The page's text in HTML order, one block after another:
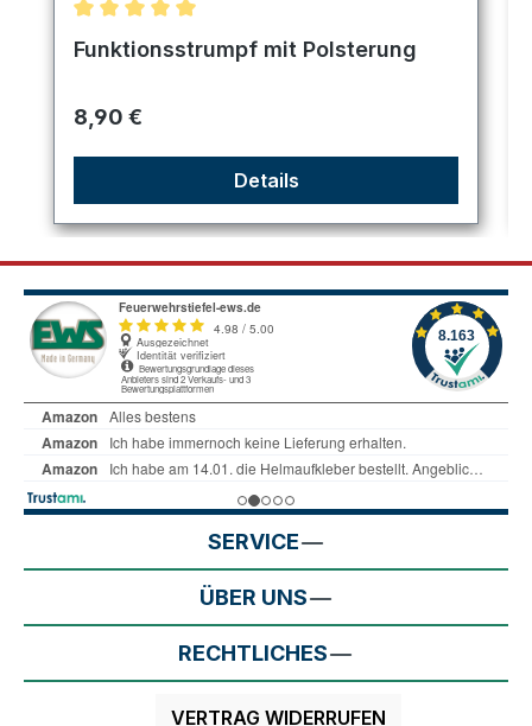
Durchschnittliche Bewertung von 5 von 5 Sternen
Funktionsstrumpf mit Polsterung
Regulärer Preis:
8,90 €
Details
SERVICE
ÜBER UNS
RECHTLICHES
VERTRAG WIDERRUFEN